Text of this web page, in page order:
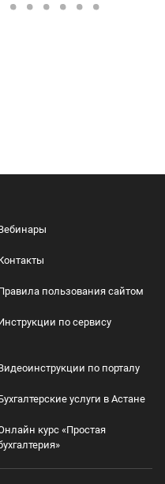
пользования сайтом
по сервису
по порталу
услуги в Астане
курс «Простая